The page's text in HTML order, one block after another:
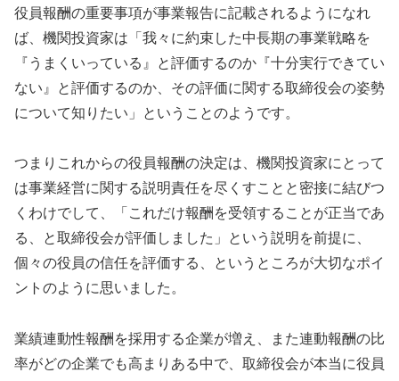
役員報酬の重要事項が事業報告に記載されるようになれ
ば、機関投資家は「我々に約束した中長期の事業戦略を
『うまくいっている』と評価するのか『十分実行できてい
ない』と評価するのか、その評価に関する取締役会の姿勢
について知りたい」ということのようです。
つまりこれからの役員報酬の決定は、機関投資家にとって
は事業経営に関する説明責任を尽くすことと密接に結びつ
くわけでして、「これだけ報酬を受領することが正当であ
る、と取締役会が評価しました」という説明を前提に、
個々の役員の信任を評価する、というところが大切なポイ
ントのように思いました。
業績連動性報酬を採用する企業が増え、また連動報酬の比
率がどの企業でも高まりある中で、取締役会が本当に役員